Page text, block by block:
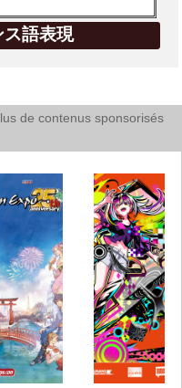
語表現
de contenus sponsorisés